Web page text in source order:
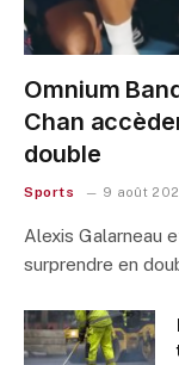
Omnium
Chan
double
Sports 9 août
Alexis Galarneau
surprendre en